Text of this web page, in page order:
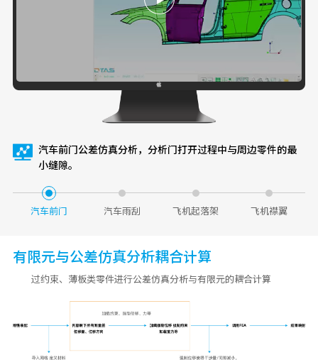
汽车前门公差仿真分析，分析门打开过程中与周边零件的最
小缝隙。
汽车前门 汽车雨刮 飞机起落架 飞机襟翼
有限元与公差仿真分析耦合计算
过约束、薄板类零件进行公差仿真分析与有限元的耦合计算